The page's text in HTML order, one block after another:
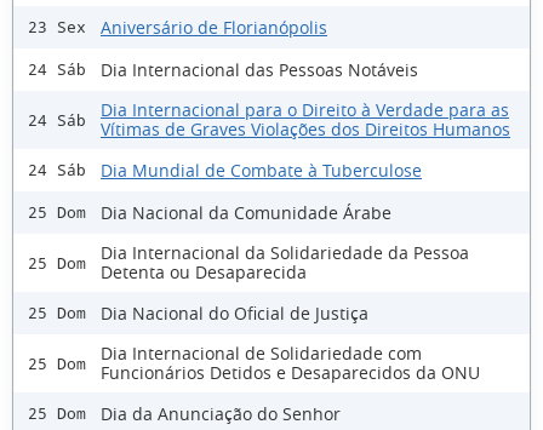
23 Sex Aniversário de Florianópolis
24 Sáb Dia Internacional das Pessoas Notáveis
24 Sáb
Dia Internacional para o Direito à Verdade para as
Vítimas de Graves Violações dos Direitos Humanos
24 Sáb Dia Mundial de Combate à Tuberculose
25 Dom Dia Nacional da Comunidade Árabe
25 Dom
Dia Internacional da Solidariedade da Pessoa
Detenta ou Desaparecida
25 Dom Dia Nacional do Oficial de Justiça
25 Dom
Dia Internacional de Solidariedade com
Funcionários Detidos e Desaparecidos da ONU
25 Dom Dia da Anunciação do Senhor